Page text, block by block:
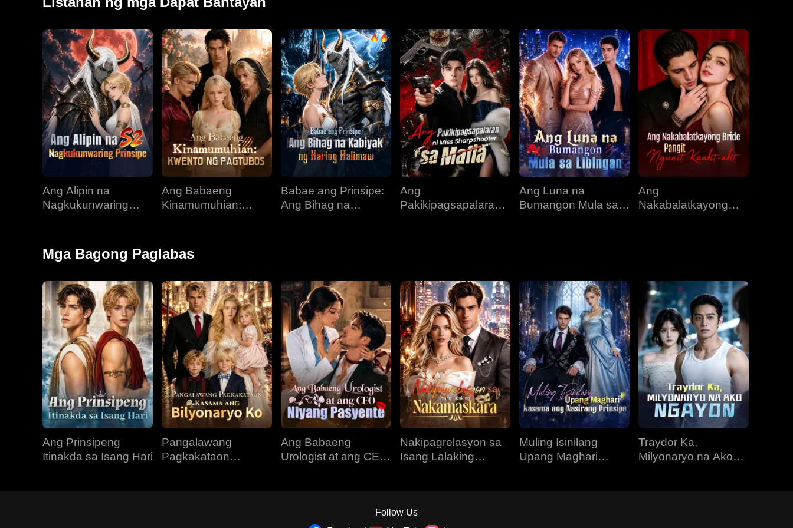
EP 34 EP 35
Ang Alipin na
Nagkukunwaring
Ang Babaeng
Kinamumuhian:
Babae ang Prinsipe:
Ang Bihag na
Ang
Pakikipagsapalaran
Ang Luna na
Bumangon Mula sa
Ang
Nakabalatkayong
Mga Bagong Paglabas
Ang Prinsipeng
Itinakda sa Isang Hari
Pangalawang
Pagkakataon
Ang Babaeng
Urologist at ang CEO
Nakipagrelasyon sa
Isang Lalaking
Muling Isinilang
Upang Maghari
Traydor Ka,
Milyonaryo na Ako
Follow Us